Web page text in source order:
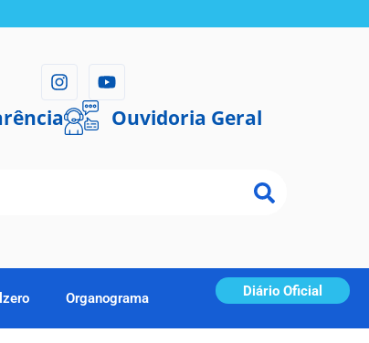
Ouvidoria Geral
Organograma Diário Oficial